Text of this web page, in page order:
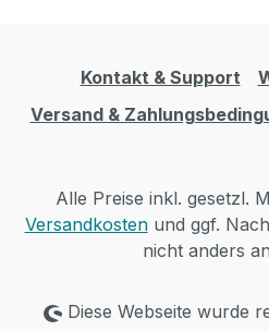
Kontakt & Support
Versand &
Alle Preise inkl. gesetzl.
Versandkostenund ggf.
nicht anders
Diese Webseite wurde